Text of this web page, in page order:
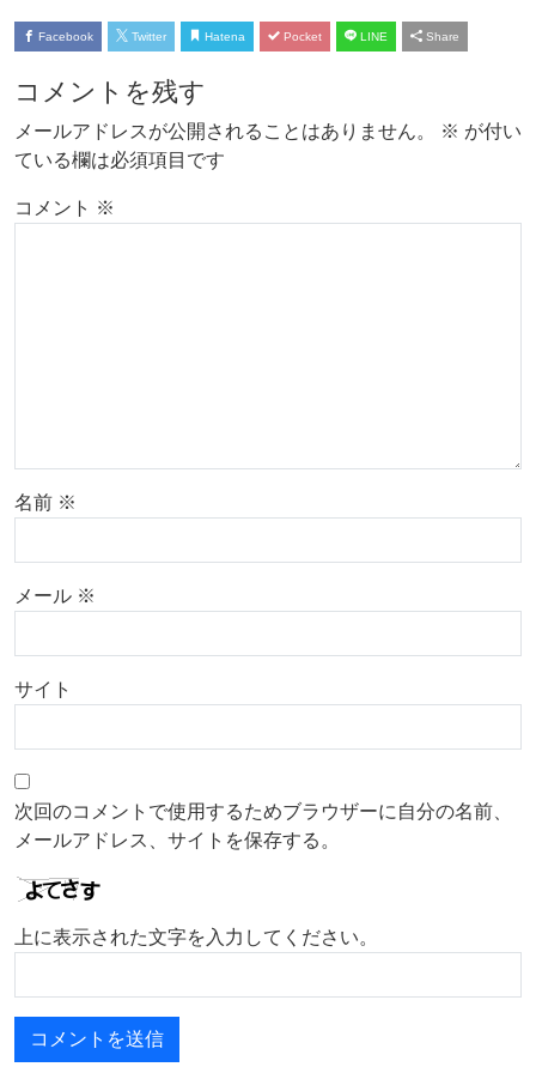
Facebook Twitter Hatena Pocket LINE Share
コメントを残す
メールアドレスが公開されることはありません。 ※ が付い
ている欄は必須項目です
コメント ※
名前 ※
メール ※
サイト
次回のコメントで使用するためブラウザーに自分の名前、
メールアドレス、サイトを保存する。
上に表示された文字を入力してください。